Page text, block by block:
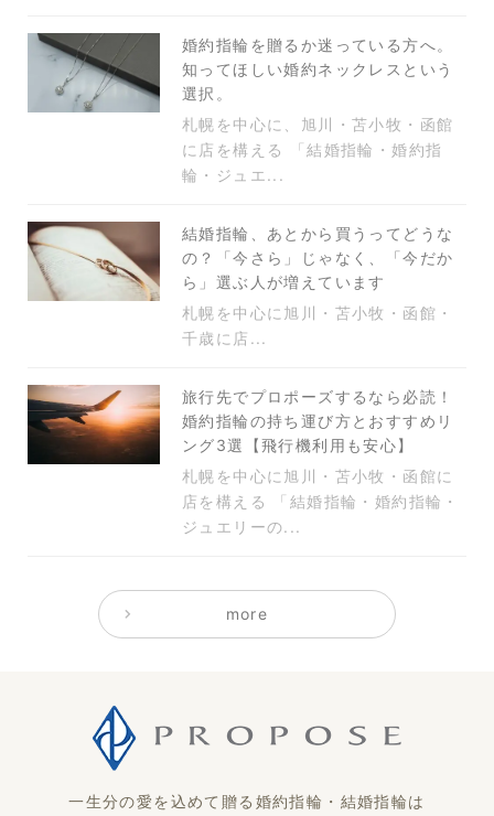
婚約指輪を贈るか迷っている方へ。
知ってほしい婚約ネックレスという
選択。
札幌を中心に、旭川・苫小牧・函館
に店を構える 「結婚指輪・婚約指
輪・ジュエ...
結婚指輪、あとから買うってどうな
の？「今さら」じゃなく、「今だか
ら」選ぶ人が増えています
札幌を中心に旭川・苫小牧・函館・
千歳に店...
旅行先でプロポーズするなら必読！
婚約指輪の持ち運び方とおすすめリ
ング3選【飛行機利用も安心】
札幌を中心に旭川・苫小牧・函館に
店を構える 「結婚指輪・婚約指輪・
ジュエリーの...
more
一生分の愛を込めて贈る婚約指輪・結婚指輪は